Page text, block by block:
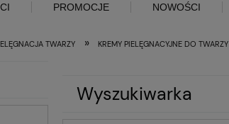
PROMOCJE NOWOŚCI
TWARZY » KREMY PIELĘGNACYJNE DO TWARZY
Wyszukiwarka